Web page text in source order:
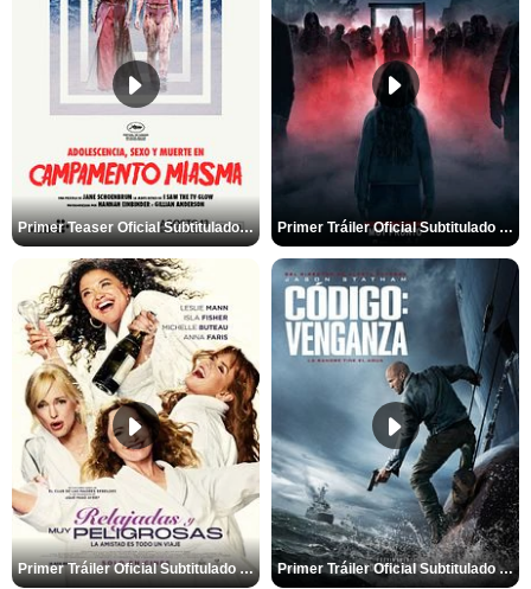
Primer Teaser Oficial Subtitulado de 'Adolescencia, Sexo y Muerte en Campamento Miasma' Primer Tráiler Oficial Subtitulado de 'La Noche Del Demonio: Están Entre Nosotros'
Primer Tráiler Oficial Subtitulado de 'Relajadas y Muy Peligrosas' Primer Tráiler Oficial Subtitulado de 'Código: Venganza'